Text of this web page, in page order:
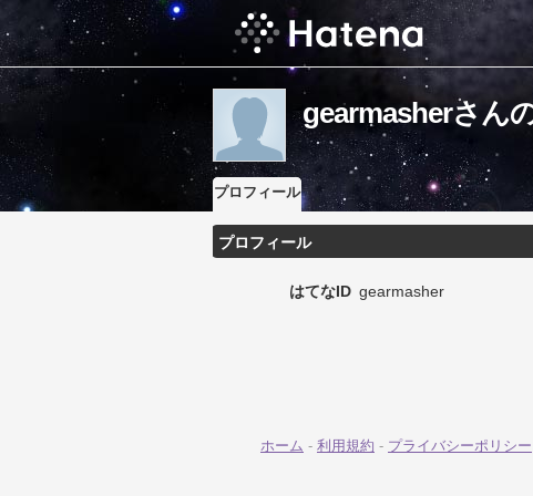
gearmasherさん
プロフィール
プロフィール
はてなID gearmasher
ホーム - 利用規約 - プライバシーポリシー